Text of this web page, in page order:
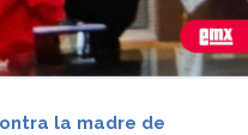
la madre de